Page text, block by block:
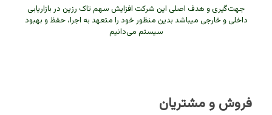
جهت‌گیری و هدف اصلی این شرکت افزایش سهم تاک رزین در بازاریابی
داخلی و خارجی میباشد بدین منظور خود را متعهد به اجرا، حفظ و بهبود
سیستم می‌دانیم
فروش و مشتریان